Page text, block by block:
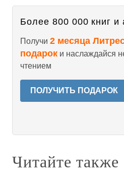
Более 800 000 книг и
Получи 2 месяца
подарок и наслаждайся
чтением
ПОЛУЧИТЬ ПОДАРОК
Читайте также